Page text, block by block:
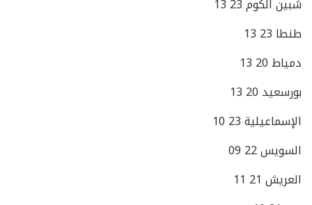
شبين الكوم 23 13
طنطا 23 13
دمياط 20 13
بورسعيد 20 13
الإسماعيلية 23 10
السويس 22 09
العريش 21 11